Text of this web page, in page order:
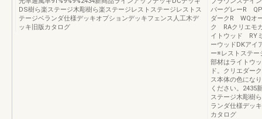
DS樹ら楽ステージ木彫樹ら楽ステージレストステージレストス
テージベランダ仕様デッキオプションデッキフェンス人工木デ
ッキ旧版カタログ
バーグレーR
ダークR WQオ
ク RAクリエモ
イトウッド RY
ーウッドDKア
ー※レストステー
部材はライトウ
ド。クリエダー
ス本体の色にな
ください。2435
ステージ木彫樹
ランダ仕様デッ
カタログ